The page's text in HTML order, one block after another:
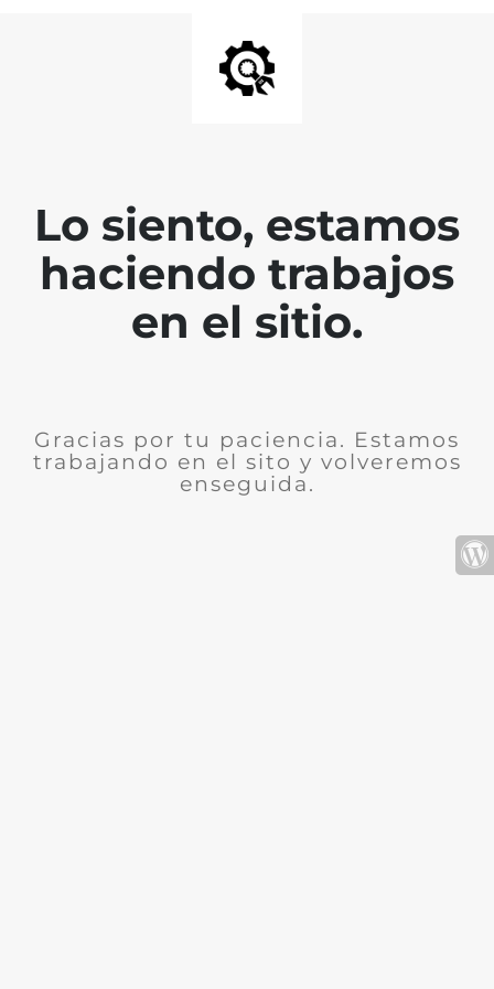
Lo siento, estamos
haciendo trabajos
en el sitio.
Gracias por tu paciencia. Estamos
trabajando en el sito y volveremos
enseguida.